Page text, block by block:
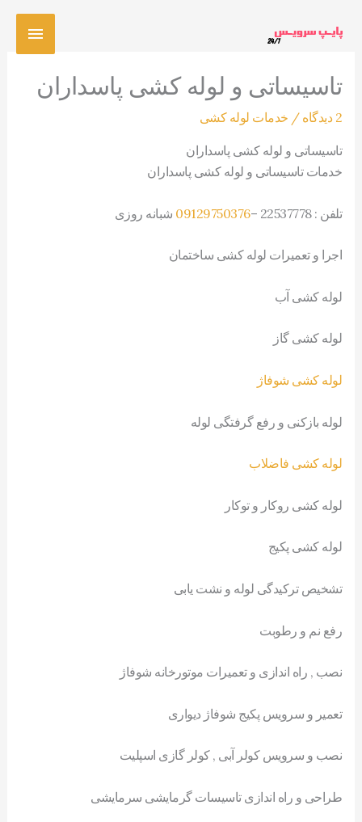
تاسیساتی و لوله کشی پاسداران
2 دیدگاه / خدمات لوله کشی
تاسیساتی و لوله کشی پاسداران
خدمات تاسیساتی و لوله کشی پاسداران
تلفن : 22537778 – 09129750376 شبانه روزی
اجرا و تعمیرات لوله کشی ساختمان
لوله کشی آب
لوله کشی گاز
لوله کشی شوفاژ
لوله بازکنی و رفع گرفتگی لوله
لوله کشی فاضلاب
لوله کشی روکار و توکار
لوله کشی پکیج
تشخیص ترکیدگی لوله و نشت یابی
رفع نم و رطوبت
نصب , راه اندازی و تعمیرات موتورخانه شوفاژ
تعمیر و سرویس پکیج شوفاژ دیواری
نصب و سرویس کولر آبی , کولر گازی اسپلیت
طراحی و راه اندازی تاسیسات گرمایشی سرمایشی